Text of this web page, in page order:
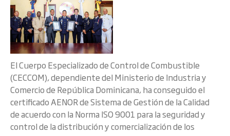
El Cuerpo Especializado de Control de Combustible
(CECCOM), dependiente del Ministerio de Industria y
Comercio de República Dominicana, ha conseguido el
certificado AENOR de Sistema de Gestión de la Calidad
de acuerdo con la Norma ISO 9001 para la seguridad y
control de la distribución y comercialización de los